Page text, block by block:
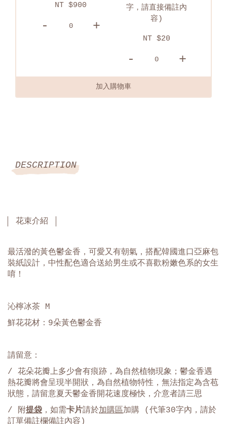
字，請直接備註內
NT $750
加入購物車
DESCRIPTION
花束介紹
最活潑的黃色鬱金香，可愛又有朝氣，搭配韓國進口亞麻包
裝紙設計，中性配色適合送給男生或不喜歡粉嫩色系的女生
唷！
沁檸冰茶 M
鮮花花材：9朵黃色鬱金香
請留意：
/ 花朵花瓣上多少會有痕跡，為自然植物現象；鬱金香遇
熱花瓣將會呈現半開狀，為自然植物特性，無法指定為含苞
狀態，請留意夏天鬱金香開花速度極快，介意者請三思
/ 附提袋 ，如需卡片請於加購區加購 (代筆30字內，請於
訂單備註欄備註內容)